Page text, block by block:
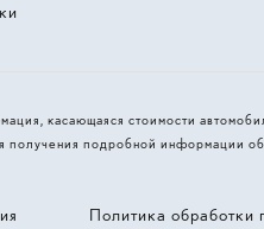
касающаяся стоимости
подробной информации
Политика обработки